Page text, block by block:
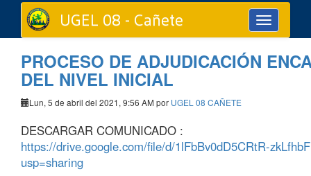
Toggle
navigation
UGEL 08 - Cañete
PROCESO DE ADJUDICACIÓN
DEL NIVEL INICIAL
Lun, 5 de abril del 2021, 9:56 AM por UGEL 08 CAÑETE
DESCARGAR COMUNICADO :
https://drive.google.com/file/d/1lFbBv0dD5CRtR-
usp=sharing